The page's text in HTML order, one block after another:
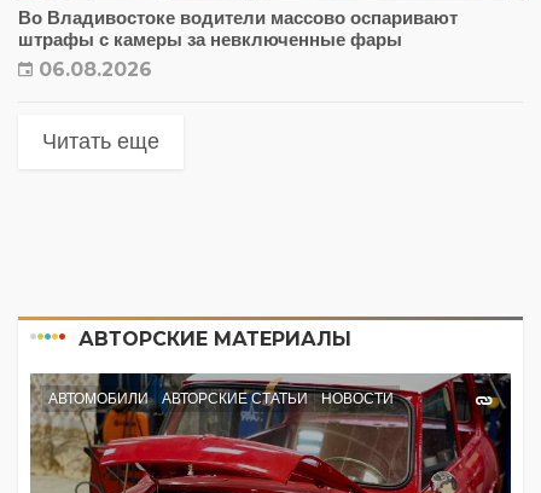
Во Владивостоке водители массово оспаривают
штрафы с камеры за невключенные фары
06.08.2026
Читать еще
АВТОРСКИЕ МАТЕРИАЛЫ
АВТОМОБИЛИ АВТОРСКИЕ СТАТЬИ НОВОСТИ